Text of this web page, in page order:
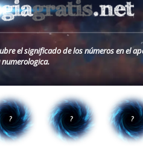
el significado de los números en el
numerologica.